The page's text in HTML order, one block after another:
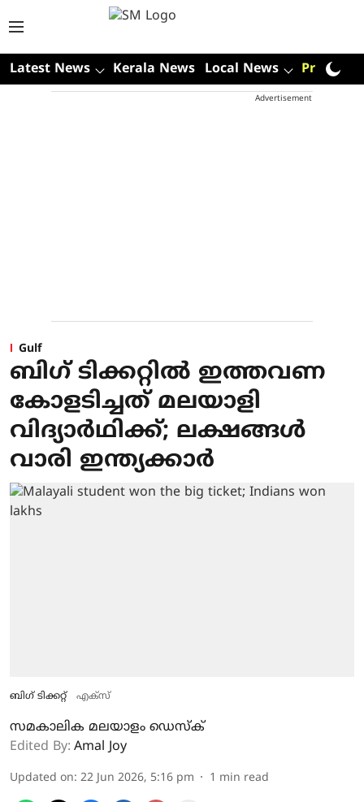
Latest News Kerala News Local News Premium
Advertisement
Gulf
ബിഗ് ടിക്കറ്റില്‍ ഇത്തവണ
കോളടിച്ചത് മലയാളി
വിദ്യാര്‍ഥിക്ക്; ലക്ഷങ്ങള്‍
വാരി ഇന്ത്യക്കാര്‍
ബിഗ് ടിക്കറ്റ് എക്‌സ്
സമകാലിക മലയാളം ഡെസ്ക്
Edited By: Amal Joy
Updated on: 22 Jun 2026, 5:16 pm 1 min read